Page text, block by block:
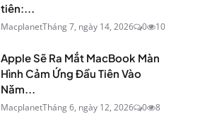
tiên:...
MacplanetTháng 7, ngày 14, 2026 0 10
Apple Sẽ Ra Mắt MacBook Màn
Hình Cảm Ứng Đầu Tiên Vào
Năm...
MacplanetTháng 6, ngày 12, 2026 0 8